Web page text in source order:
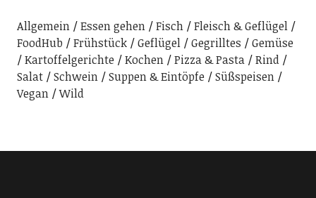
Allgemein Essen gehen Fisch
Fleisch & Geflügel
FoodHub
Frühstück Geflügel Gegrilltes
Gemüse
Kartoffelgerichte
Kochen Pizza & Pasta
Rind
Salat
Schwein Suppen & Eintöpfe
Süßspeisen
Vegan
Wild